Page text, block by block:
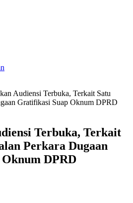
Audiensi Terbuka, Terkait Satu
Gratifikasi Suap Oknum DPRD
Terbuka, Terkait
Perkara Dugaan
DPRD